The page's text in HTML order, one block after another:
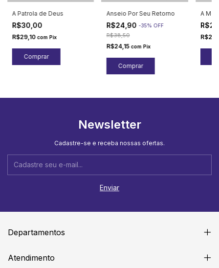
A Patrola de Deus
R$30,00
R$29,10 com Pix
Anseio Por Seu Retorno
R$24,90 -35% OFF
R$38,50
R$24,15 com Pix
A
Newsletter
Cadastre-se e receba nossas ofertas.
Departamentos
Atendimento